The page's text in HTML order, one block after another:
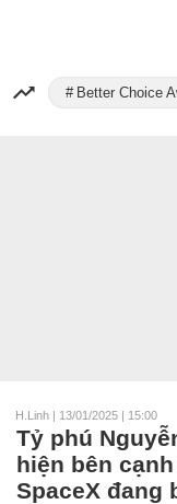
Better Choice
H.Linh | 13/01/2025 | 15:00
Tỷ phú
hiện bên
SpaceX đang